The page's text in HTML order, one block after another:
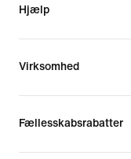
Hjælp
Virksomhed
Fællesskabsrabatter